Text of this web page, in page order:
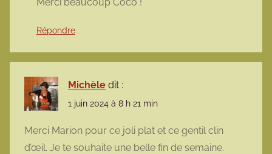
Répondre
Michèle dit :
1 juin 2024 à 8 h 21 min
Merci Marion pour ce joli plat et ce gentil clin
d’œil. Je te souhaite une belle fin de semaine.